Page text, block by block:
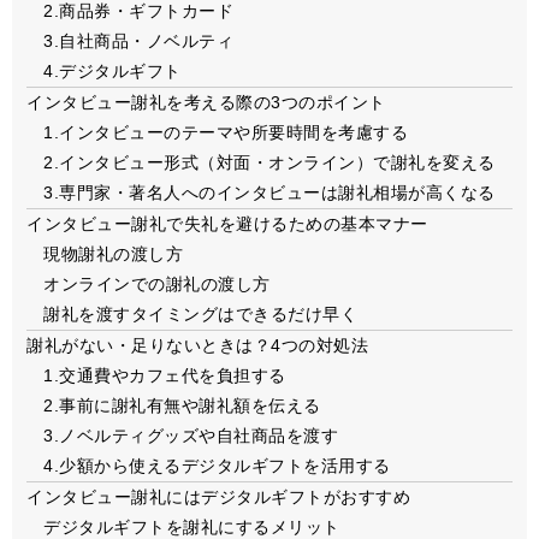
2.商品券・ギフトカード
3.自社商品・ノベルティ
4.デジタルギフト
インタビュー謝礼を考える際の3つのポイント
1.インタビューのテーマや所要時間を考慮する
2.インタビュー形式（対面・オンライン）で謝礼を変える
3.専門家・著名人へのインタビューは謝礼相場が高くなる
インタビュー謝礼で失礼を避けるための基本マナー
現物謝礼の渡し方
オンラインでの謝礼の渡し方
謝礼を渡すタイミングはできるだけ早く
謝礼がない・足りないときは？4つの対処法
1.交通費やカフェ代を負担する
2.事前に謝礼有無や謝礼額を伝える
3.ノベルティグッズや自社商品を渡す
4.少額から使えるデジタルギフトを活用する
インタビュー謝礼にはデジタルギフトがおすすめ
デジタルギフトを謝礼にするメリット